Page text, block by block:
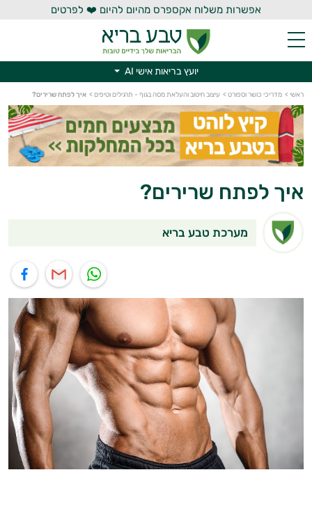
אפשרות משלוח אקספרס מהיום להיום ❤️ לפרטים
יועץ בריאות אישי AI
ראשי > מדריכי כושר וספורט > עיצוב חיטוב והעלאת מסה בגוף - תרגילים וטיפים > איך לפתח שרירים?
איך לפתח שרירים?
מערכת טבע בריא